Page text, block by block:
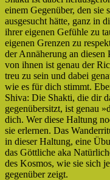
einem Gegenüber, den sie
ausgesucht hätte, ganz in
ihrer eigenen Gefühle zu
eigenen Grenzen zu
der Annäherung an diesen
von ihnen ist genau der
treu zu sein und dabei
wie es für dich stimmt.
Shiva: Die Shakti, die dir
gegenübersitzt, ist genau
dich. Wer diese Haltung
sie erlernen. Das
in dieser Haltung, eine
das Göttliche aka
des Kosmos, wie sie sich
gegenüber zeigt.